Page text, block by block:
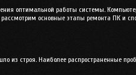
оптимальной работы системы.
основные этапы ремонта ПК и
из строя. Наиболее распространенные